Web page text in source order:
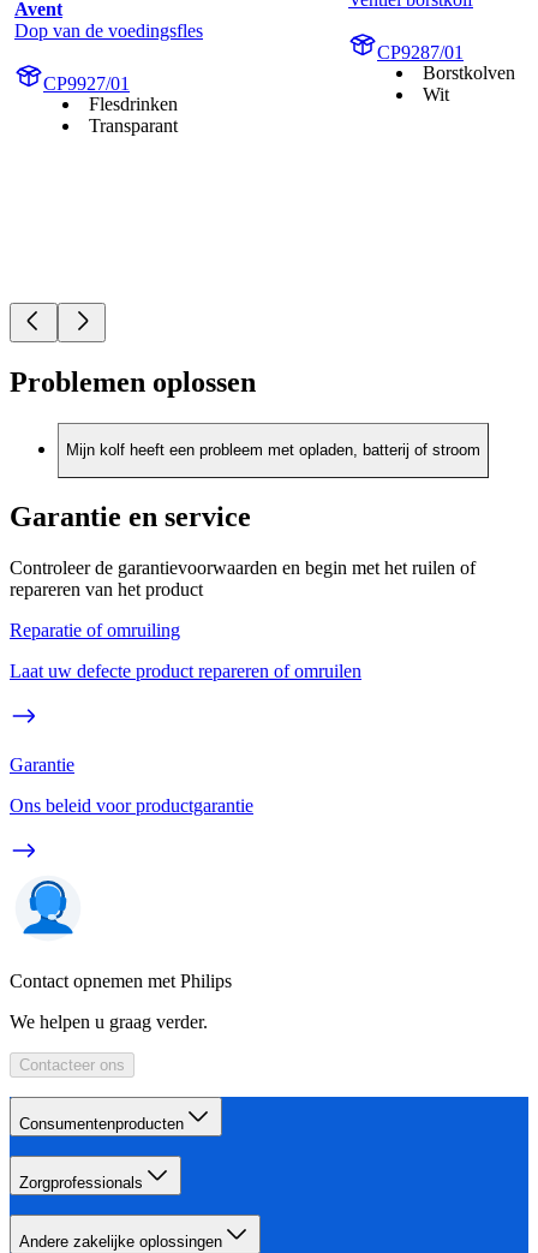
Avent
Dop van de voedingsfles
CP9927/01
Flesdrinken
Transparant
CP9287/01
Borstkolven
Wit
Problemen oplossen
Mijn kolf heeft een probleem met opladen, batterij of stroom
Garantie en service
Controleer de garantievoorwaarden en begin met het ruilen of
repareren van het product
Reparatie of omruiling
Laat uw defecte product repareren of omruilen
Garantie
Ons beleid voor productgarantie
Contact opnemen met Philips
We helpen u graag verder.
Contacteer ons
Consumentenproducten
Zorgprofessionals
Andere zakelijke oplossingen